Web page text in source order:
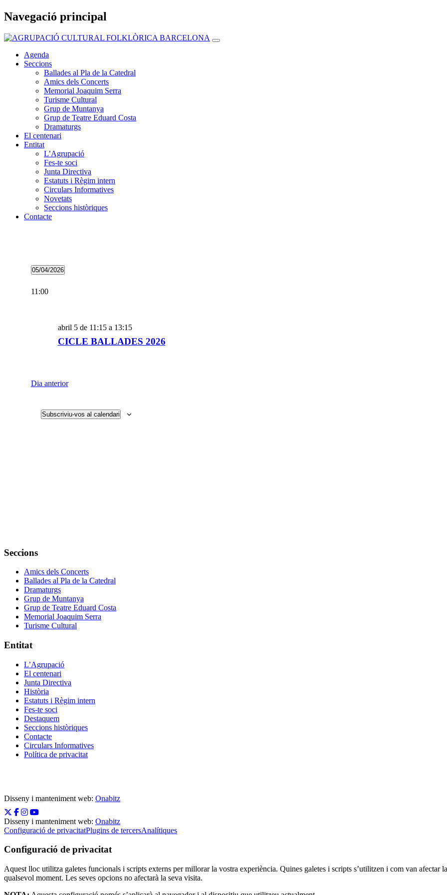
Vés al contingut
Navegació principal
Agenda
Seccions
Ballades al Pla de la Catedral
Amics dels Concerts
Memorial Joaquim Serra
Turisme Cultural
Grup de Muntanya
Grup de Teatre Eduard Costa
Dramaturgs
El centenari
Entitat
L’Agrupació
Fes-te soci
Junta Directiva
Estatuts i Règim intern
Circulars Informatives
Novetats
Seccions històriques
Contacte
05/04/2026
una
data.
11:00
abril 5 de 11:15a 13:15
CICLE BALLADES 2026
Dia anterior
Subscriviu-vos al calendari
Seccions
Amics dels Concerts
Ballades al Pla de la Catedral
Dramaturgs
Grup de Muntanya
Grup de Teatre Eduard Costa
Memorial Joaquim Serra
Turisme Cultural
Entitat
L’Agrupació
El centenari
Junta Directiva
Història
Estatuts i Règim intern
Fes-te soci
Destaquem
Seccions històriques
Contacte
Circulars Informatives
Política de privacitat
Disseny i manteniment web: Onabitz
Disseny i manteniment web: Onabitz
Configuració de privacitatPlugins de tercersAnalítiques
Configuració de privacitat
Aquest lloc utilitza galetes funcionals i scripts externs per millorar la vostra experiència. Quines galetes i scripts s’utilitzen i com van afectar
qualsevol moment. Les seves opcions no afectarà la seva visita.